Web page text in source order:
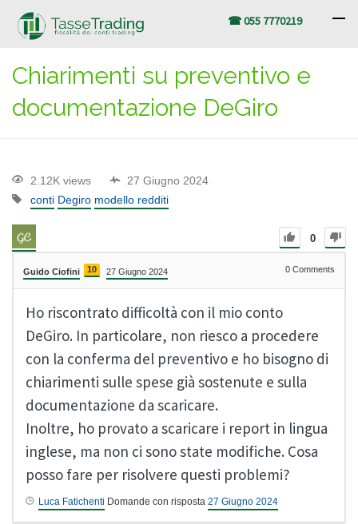
☎ 055 7770219
Chiarimenti su preventivo e
documentazione DeGiro
2.12K views
27 Giugno 2024
conti Degiro modello redditi
0
Guido Ciofini 10 27 Giugno 2024 0 Comments
Ho riscontrato difficoltà con il mio conto
DeGiro. In particolare, non riesco a procedere
con la conferma del preventivo e ho bisogno di
chiarimenti sulle spese già sostenute e sulla
documentazione da scaricare.
Inoltre, ho provato a scaricare i report in lingua
inglese, ma non ci sono state modifiche. Cosa
posso fare per risolvere questi problemi?
Luca Fatichenti Domande con risposta 27 Giugno 2024